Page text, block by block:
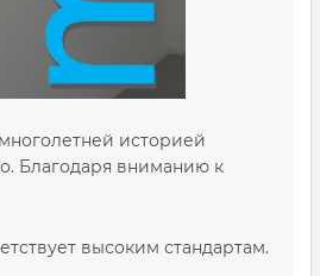
историей
Благодаря вниманию к
высоким стандартам.